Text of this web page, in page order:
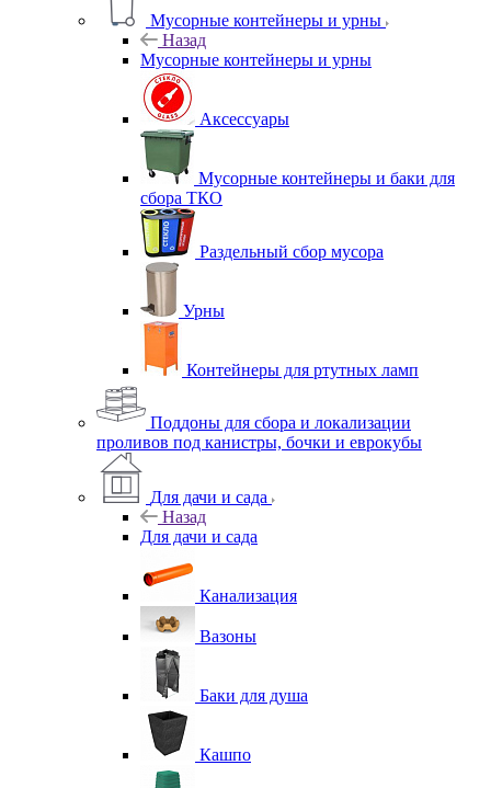
Мусорные контейнеры и урны
Назад
Мусорные контейнеры и урны
Аксессуары
Мусорные контейнеры и баки для
сбора ТКО
Раздельный сбор мусора
Урны
Контейнеры для ртутных ламп
Поддоны для сбора и локализации
проливов под канистры, бочки и еврокубы
Для дачи и сада
Назад
Для дачи и сада
Канализация
Вазоны
Баки для душа
Кашпо